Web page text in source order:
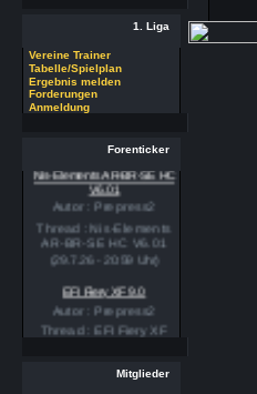
1. Liga
Vereine Trainer
Tabelle/Spielplan
Ergebnis melden
Forderungen
Anmeldung
Forenticker
V6.01
Autor : Prepress2
AR-BR-SE HC V6.01
EFI Fiery XF 9.0
Autor : Prepress2
Thread : EFI Fiery XF
9.0
Mitglieder